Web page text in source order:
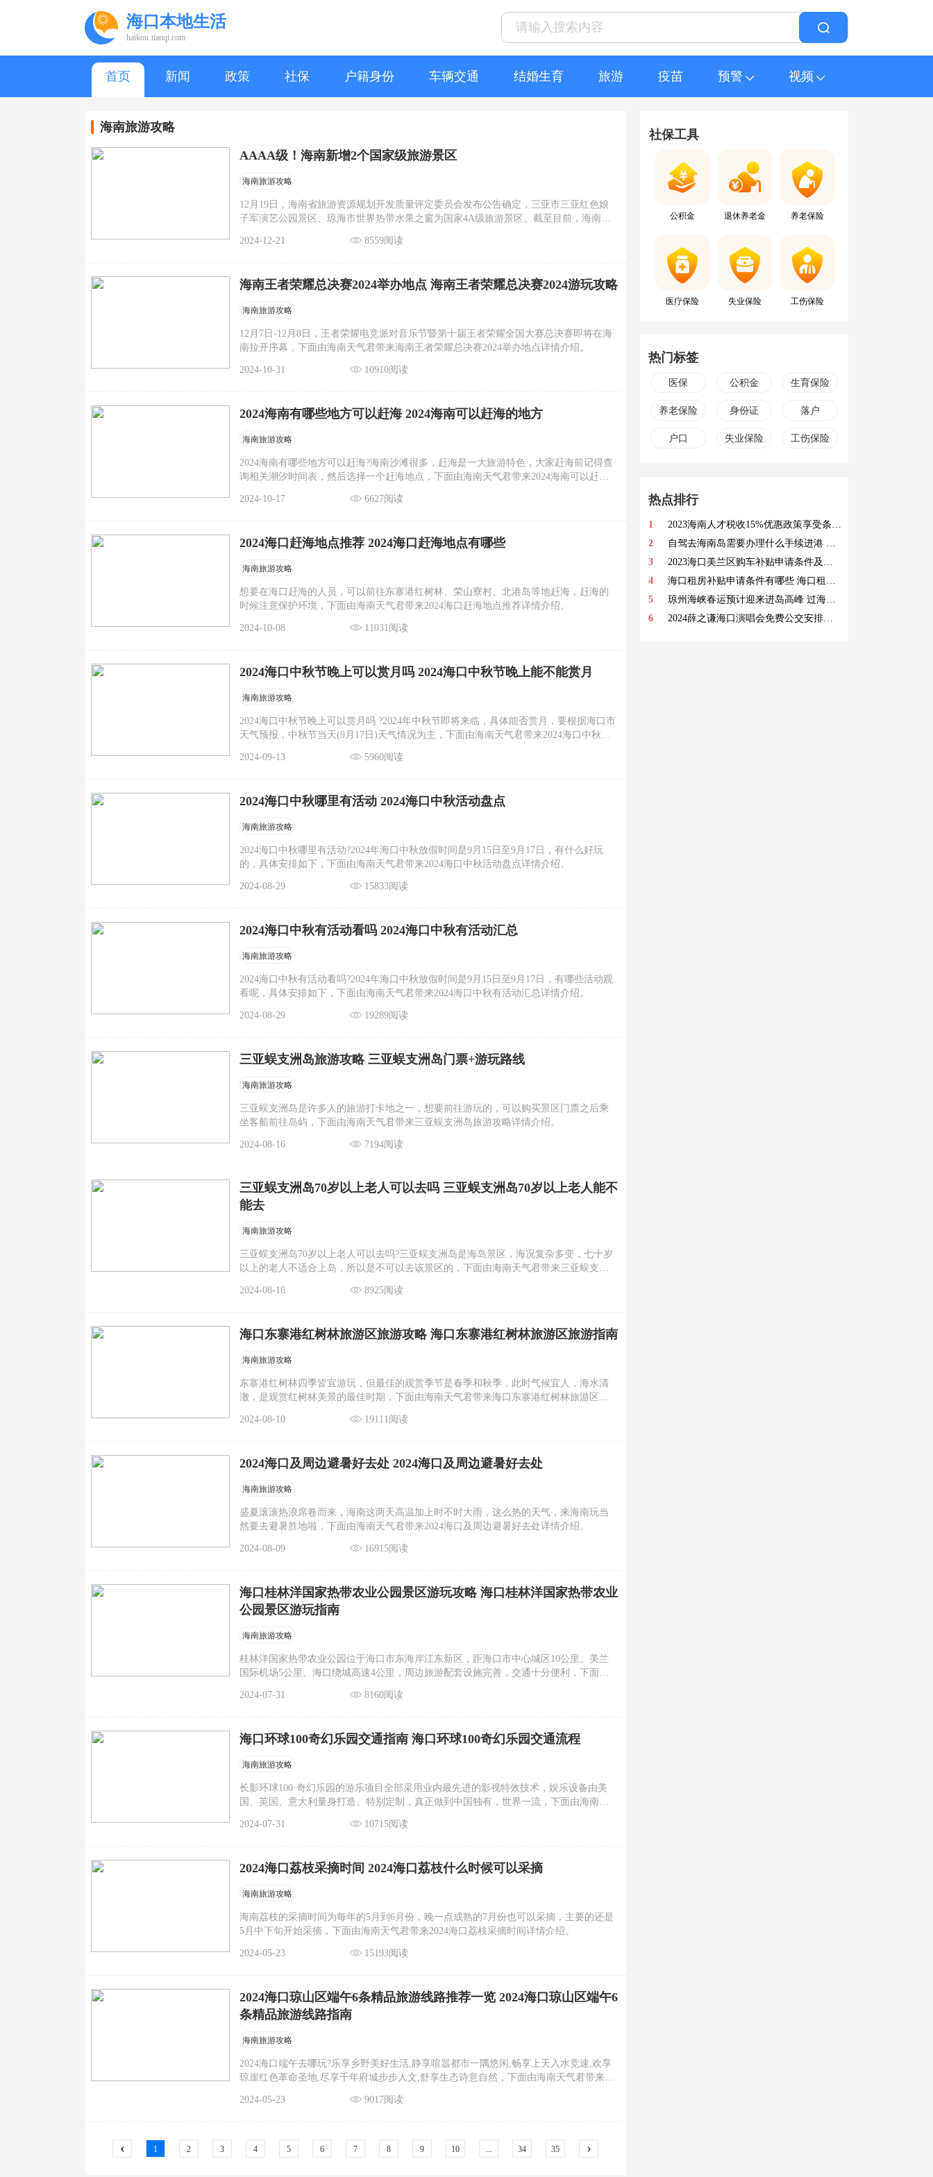
海口本地生活
haikou.tianqi.com
首页 新闻 政策 社保 户籍身份 车辆交通 结婚生育 旅游 疫苗 预警 视频
海南旅游攻略
AAAA级！海南新增2个国家级旅游景区
海南旅游攻略
12月19日，海南省旅游资源规划开发质量评定委员会发布公告确定，三亚市三亚红色娘
子军演艺公园景区、琼海市世界热带水果之窗为国家4A级旅游景区。截至目前，海南省
2024-12-21
8559阅读
海南王者荣耀总决赛2024举办地点 海南王者荣耀总决赛2024游玩攻略
海南旅游攻略
12月7日-12月8日，王者荣耀电竞派对音乐节暨第十届王者荣耀全国大赛总决赛即将在海
南拉开序幕，下面由海南天气君带来海南王者荣耀总决赛2024举办地点详情介绍。
2024-10-31 10910阅读
2024海南有哪些地方可以赶海 2024海南可以赶海的地方
海南旅游攻略
2024海南有哪些地方可以赶海?海南沙滩很多，赶海是一大旅游特色，大家赶海前记得查
询相关潮汐时间表，然后选择一个赶海地点，下面由海南天气君带来2024海南可以赶海
2024-10-17
6627阅读
2024海口赶海地点推荐 2024海口赶海地点有哪些
海南旅游攻略
想要在海口赶海的人员，可以前往东寨港红树林、荣山寮村、北港岛等地赶海，赶海的
时候注意保护环境，下面由海南天气君带来2024海口赶海地点推荐详情介绍。
2024-10-08 11031阅读
2024海口中秋节晚上可以赏月吗 2024海口中秋节晚上能不能赏月
海南旅游攻略
2024海口中秋节晚上可以赏月吗 ?2024年中秋节即将来临，具体能否赏月，要根据海口市
天气预报，中秋节当天(9月17日)天气情况为主，下面由海南天气君带来2024海口中秋节
2024-09-13
5960阅读
2024海口中秋哪里有活动 2024海口中秋活动盘点
海南旅游攻略
2024海口中秋哪里有活动?2024年海口中秋放假时间是9月15日至9月17日，有什么好玩
的，具体安排如下，下面由海南天气君带来2024海口中秋活动盘点详情介绍。
2024-08-29 15833阅读
2024海口中秋有活动看吗 2024海口中秋有活动汇总
海南旅游攻略
2024海口中秋有活动看吗?2024年海口中秋放假时间是9月15日至9月17日，有哪些活动观
看呢，具体安排如下，下面由海南天气君带来2024海口中秋有活动汇总详情介绍。
2024-08-29 19289阅读
三亚蜈支洲岛旅游攻略 三亚蜈支洲岛门票+游玩路线
海南旅游攻略
三亚蜈支洲岛是许多人的旅游打卡地之一，想要前往游玩的，可以购买景区门票之后乘
坐客船前往岛屿，下面由海南天气君带来三亚蜈支洲岛旅游攻略详情介绍。
2024-08-16 7194阅读
三亚蜈支洲岛70岁以上老人可以去吗 三亚蜈支洲岛70岁以上老人能不
能去
海南旅游攻略
三亚蜈支洲岛70岁以上老人可以去吗?三亚蜈支洲岛是海岛景区，海况复杂多变，七十岁
以上的老人不适合上岛，所以是不可以去该景区的，下面由海南天气君带来三亚蜈支洲
2024-08-16
8925阅读
海口东寨港红树林旅游区旅游攻略 海口东寨港红树林旅游区旅游指南
海南旅游攻略
东寨港红树林四季皆宜游玩，但最佳的观赏季节是春季和秋季，此时气候宜人，海水清
澈，是观赏红树林美景的最佳时期，下面由海南天气君带来海口东寨港红树林旅游区旅
2024-08-10
19111阅读
2024海口及周边避暑好去处 2024海口及周边避暑好去处
海南旅游攻略
盛夏滚滚热浪席卷而来，海南这两天高温加上时不时大雨，这么热的天气，来海南玩当
然要去避暑胜地啦，下面由海南天气君带来2024海口及周边避暑好去处详情介绍。
2024-08-09 16915阅读
海口桂林洋国家热带农业公园景区游玩攻略 海口桂林洋国家热带农业
公园景区游玩指南
海南旅游攻略
桂林洋国家热带农业公园位于海口市东海岸江东新区，距海口市中心城区10公里、美兰
国际机场5公里、海口绕城高速4公里，周边旅游配套设施完善，交通十分便利，下面由
2024-07-31
8160阅读
海口环球100奇幻乐园交通指南 海口环球100奇幻乐园交通流程
海南旅游攻略
长影环球100·奇幻乐园的游乐项目全部采用业内最先进的影视特效技术，娱乐设备由美
国、英国、意大利量身打造、特别定制，真正做到中国独有，世界一流，下面由海南天
2024-07-31
10715阅读
2024海口荔枝采摘时间 2024海口荔枝什么时候可以采摘
海南旅游攻略
海南荔枝的采摘时间为每年的5月到6月份，晚一点成熟的7月份也可以采摘，主要的还是
5月中下旬开始采摘，下面由海南天气君带来2024海口荔枝采摘时间详情介绍。
2024-05-23 15193阅读
2024海口琼山区端午6条精品旅游线路推荐一览 2024海口琼山区端午6
条精品旅游线路指南
海南旅游攻略
2024海口端午去哪玩?乐享乡野美好生活,静享喧嚣都市一隅悠闲,畅享上天入水竞速,欢享
琼崖红色革命圣地,尽享千年府城步步人文,舒享生态诗意自然，下面由海南天气君带来
2024-05-23
9017阅读
‹ 1 2 3 4 5 6 7 8 9 10 ... 34 35 ›
社保工具
公积金 退休养老金 养老保险
医疗保险 失业保险 工伤保险
热门标签
医保 公积金 生育保险
养老保险 身份证 落户
户口 失业保险 工伤保险
热点排行
1
2023海南人才税收15%优惠政策享受条件 海南税收15%优惠政策实施对象
2
自驾去海南岛需要办理什么手续进港 自驾去海南轮渡流程
3
2023海口美兰区购车补贴申请条件及时间 2023海口美兰区购车补贴申请指南
4
海口租房补贴申请条件有哪些 海口租房补贴申请条件要求
5
琼州海峡春运预计迎来进岛高峰 过海安排要怎么规划
6
2024薛之谦海口演唱会免费公交安排一览 2024薛之谦海口演唱会免费公交指南